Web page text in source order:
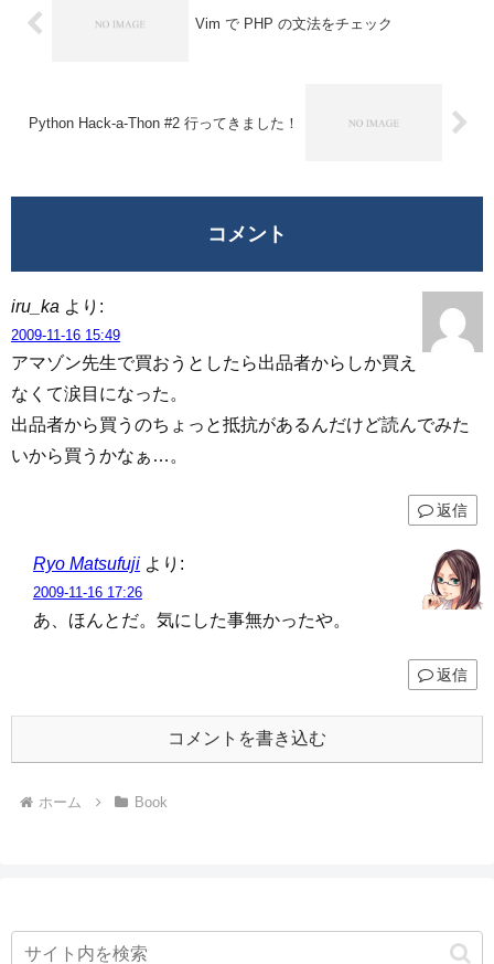
Vim で PHP の文法をチェック
Python Hack-a-Thon #2 行ってきました！
コメント
iru_ka より:
2009-11-16 15:49
アマゾン先生で買おうとしたら出品者からしか買え
なくて涙目になった。
出品者から買うのちょっと抵抗があるんだけど読んでみた
いから買うかなぁ…。
返信
Ryo Matsufuji より:
2009-11-16 17:26
あ、ほんとだ。気にした事無かったや。
返信
コメントを書き込む
ホーム Book